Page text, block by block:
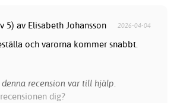
5) av Elisabeth Johansson 2026-04-04
och varorna kommer snabbt.
recension var till hjälp.
dig?